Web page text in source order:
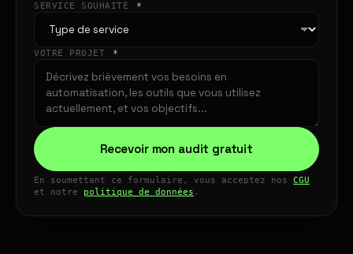
SERVICE SOUHAITÉ *
VOTRE PROJET *
Recevoir mon audit gratuit
En soumettant ce formulaire, vous acceptez nos CGU
et notre politique de données .